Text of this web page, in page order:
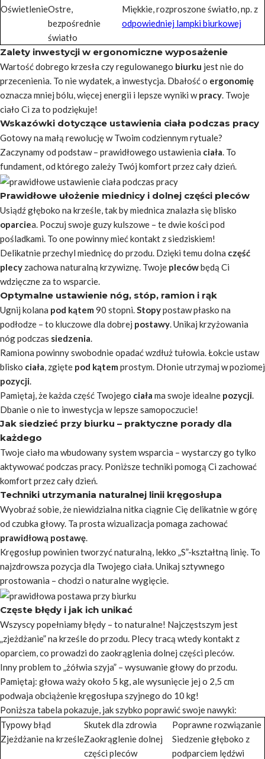
OświetlenieOstre,
bezpośrednie
światło
Miękkie, rozproszone światło, np. z
odpowiedniej lampki biurkowej
Zalety inwestycji w ergonomiczne wyposażenie
Wartość dobrego krzesła czy regulowanego biurku jest nie do
przecenienia. To nie wydatek, a inwestycja. Dbałość o ergonomię
oznacza mniej bólu, więcej energii i lepsze wyniki wpracy. Twoje
ciało Ci za to podziękuje!
Wskazówki dotyczące ustawienia ciała podczas pracy
Gotowy na małą rewolucję w Twoim codziennym rytuale?
Zaczynamy od podstaw – prawidłowego ustawienia ciała. To
fundament, od którego zależy Twój komfort przez cały dzień.
Prawidłowe ułożenie miednicy i dolnej części pleców
Usiądź głęboko na krześle, tak by miednica znalazła się blisko
oparciea. Poczuj swoje guzy kulszowe – te dwie kości pod
pośladkami. To one powinny mieć kontakt z siedziskiem!
Delikatnie przechyl miednicę do przodu. Dzięki temu dolna część
plecy zachowa naturalną krzywiznę. Twoje plecówbędą Ci
wdzięczne za to wsparcie.
Optymalne ustawienie nóg, stóp, ramion i rąk
Ugnij kolana pod kątem 90 stopni.Stopypostaw płasko na
podłodze – to kluczowe dla dobrej postawy. Unikaj krzyżowania
nóg podczas siedzenia.
Ramiona powinny swobodnie opadać wzdłuż tułowia. Łokcie ustaw
blisko ciała, zgięte pod kątem prostym. Dłonie utrzymaj w poziomej
pozycji.
Pamiętaj, że każda część Twojego ciała ma swoje idealne pozycji.
Dbanie o nie to inwestycja w lepsze samopoczucie!
Jak siedzieć przy biurku – praktyczne porady dla
każdego
Twoje ciało ma wbudowany system wsparcia – wystarczy go tylko
aktywować podczas pracy. Poniższe techniki pomogą Ci zachować
komfort przez cały dzień.
Techniki utrzymania naturalnej linii kręgosłupa
Wyobraź sobie, że niewidzialna nitka ciągnie Cię delikatnie w górę
od czubka głowy. Ta prosta wizualizacja pomaga zachować
prawidłową postawę.
Kręgosłup powinien tworzyć naturalną, lekko „S”-kształtną linię. To
najzdrowsza pozycja dla Twojego ciała. Unikaj sztywnego
prostowania – chodzi o naturalne wygięcie.
Częste błędy i jak ich unikać
Wszyscy popełniamy błędy – to naturalne! Najczęstszym jest
„zjeżdżanie” na krześle do przodu. Plecy tracą wtedy kontakt z
oparciem, co prowadzi do zaokrąglenia dolnej części pleców.
Inny problem to „żółwia szyja” – wysuwanie głowy do przodu.
Pamiętaj: głowa waży około 5 kg, ale wysunięcie jej o 2,5 cm
podwaja obciążenie kręgosłupa szyjnego do 10 kg!
Poniższa tabela pokazuje, jak szybko poprawić swoje nawyki:
Typowy błąd
Skutek dla zdrowia
Poprawne rozwiązanie
Zjeżdżanie na krześleZaokrąglenie dolnej
części pleców
Siedzenie głęboko z
podparciem lędźwi